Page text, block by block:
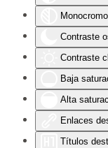
Monocromo
Contraste
Contraste
Baja
Alta
Enlaces
Títulos